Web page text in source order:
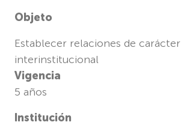
Objeto
Establecer relaciones de carácter
interinstitucional
Vigencia
5 años
Institución